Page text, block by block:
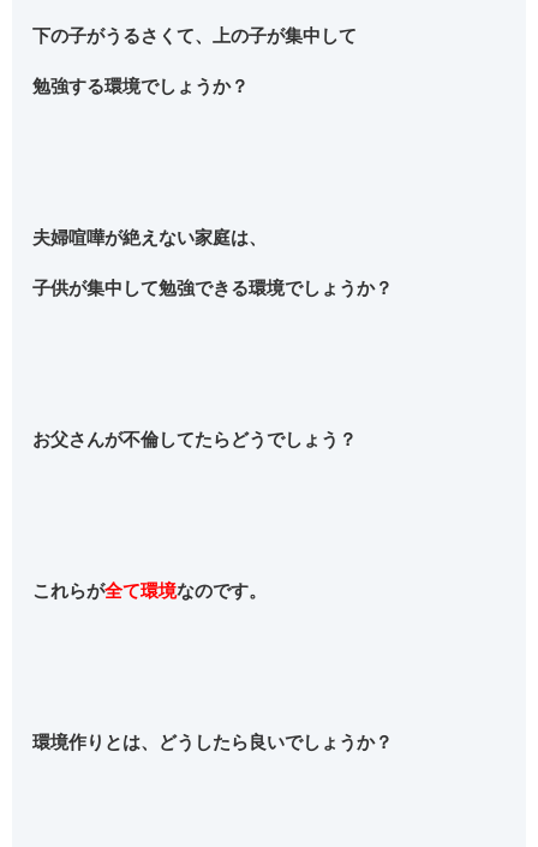
下の子がうるさくて、上の子が集中して
勉強する環境でしょうか？
夫婦喧嘩が絶えない家庭は、
子供が集中して勉強できる環境でしょうか？
お父さんが不倫してたらどうでしょう？
これらが全て環境なのです。
環境作りとは、どうしたら良いでしょうか？